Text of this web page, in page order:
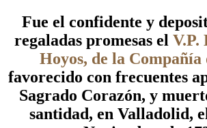
Fue el confidente y
regaladas promesas el V.P.
Hoyos, de la Compañía
favorecido con frecuentes
Sagrado Corazón, y
santidad, en Valladolid,